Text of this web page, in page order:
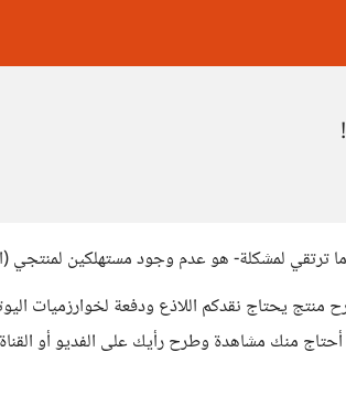
ترتقي لمشكلة- هو عدم وجود مستهلكين لمنتجي
يحتاج نقدكم اللاذع ودفعة لخوارزميات
منك مشاهدة وطرح رأيك على الفديو أو القناة